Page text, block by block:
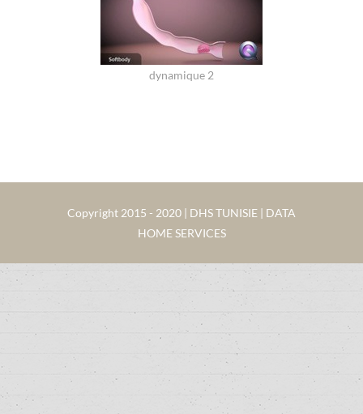
dynamique 2
Copyright 2015 - 2020 | DHS TUNISIE | DATA
HOME SERVICES